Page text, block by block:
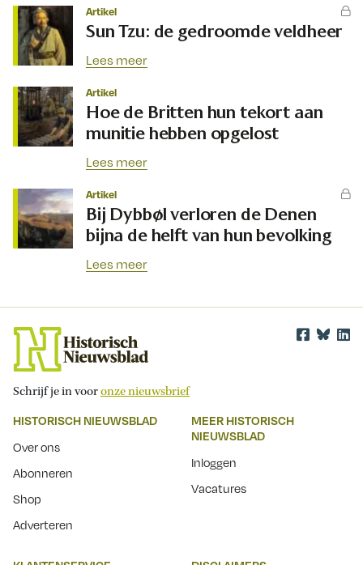
Artikel
Sun Tzu: de gedroomde veldheer
Lees meer
Artikel
Hoe de Britten hun tekort aan
munitie hebben opgelost
Lees meer
Artikel
Bij Dybbøl verloren de Denen
bijna de helft van hun bevolking
Lees meer
Schrijf je in vooronze nieuwsbrief
HISTORISCH NIEUWSBLAD
Over ons
Abonneren
Shop
Adverteren
MEER HISTORISCH
NIEUWSBLAD
Inloggen
Vacatures